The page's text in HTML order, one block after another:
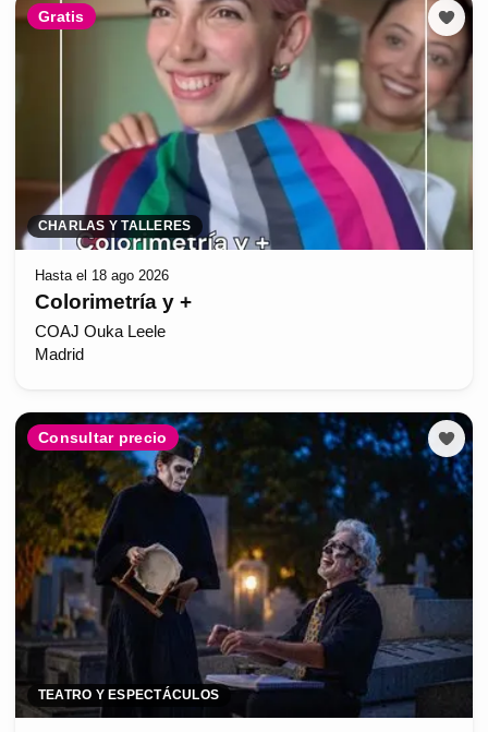
Gratis
CHARLAS Y TALLERES
Hasta el 18 ago 2026
Colorimetría y +
COAJ Ouka Leele
Madrid
Consultar precio
TEATRO Y ESPECTÁCULOS